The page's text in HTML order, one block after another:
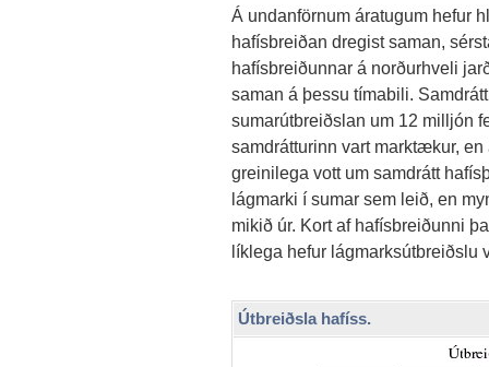
Á undanförnum áratugum hefur
hafísbreiðan dregist saman,
hafísbreiðunnar á norðurhveli
saman á þessu tímabili.
sumarútbreiðslan um 12 milljón
samdrátturinn vart marktækur,
greinilega vott um samdrátt
lágmarki í sumar sem leið, en
mikið úr. Kort af hafísbreiðunni
líklega hefur lágmarksútbreiðslu
Útbreiðsla hafíss.